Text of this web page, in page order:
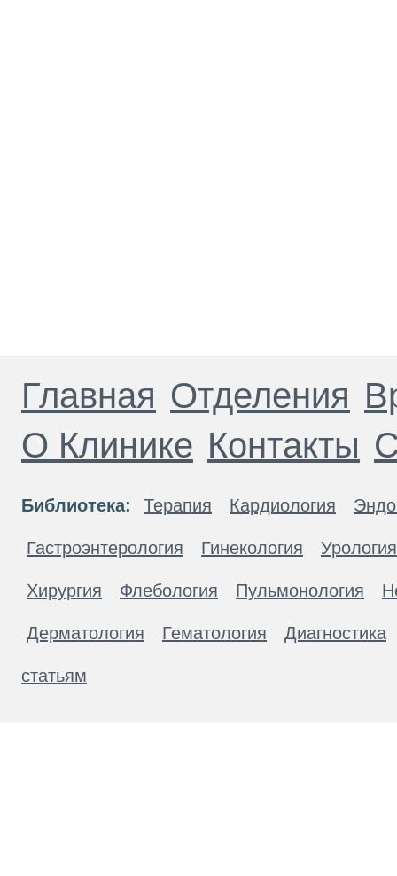
Главная Отделения
О Клинике Контакты
Библиотека: Терапия Кардиология
Гастроэнтерология Гинекология Урология
Хирургия Флебология Пульмонология
Дерматология Гематология Диагностика
статьям